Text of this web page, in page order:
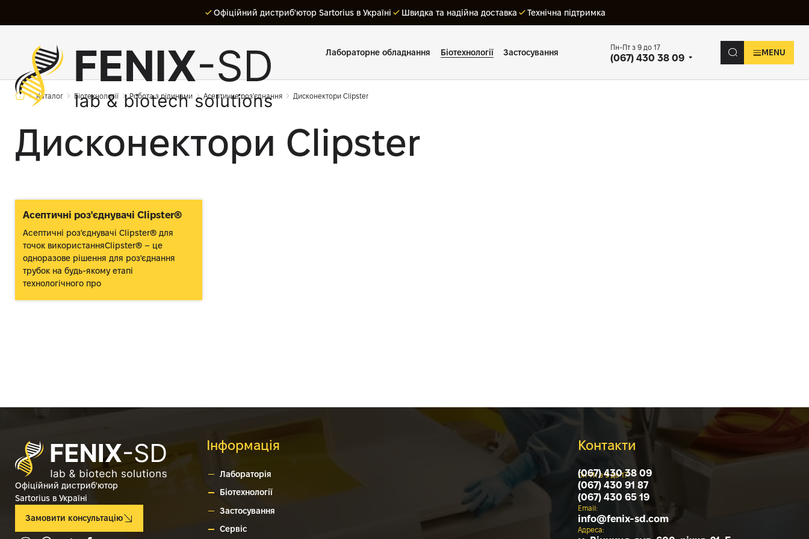
Офіційний дистриб'ютор Sartorius в Україні Швидка та надійна доставка Технічна підтримка
Лабораторне обладнання Біотехнології Застосування
Пн-Пт з 9 до 17
(067) 430 38 09 MENU
Каталог Біотехнології Робота з рідинами Асептичне роз'єднання Дисконектори Clipster
Дисконектори Clipster
Асептичні роз'єднувачі Clipster®
Асептичні роз'єднувачі Clipster® для
точок використанняClipster® – це
одноразове рішення для роз'єднання
трубок на будь-якому етапі
технологічного про
Офіційний дистриб'ютор
Sartorius в Україні
Замовити консультацію
Інформація
Лабораторія
Біотехнології
Застосування
Сервіс
Контакти
Пн-Пт з 9 до 17
(067) 430 38 09
(067) 430 91 87
(067) 430 65 19
Email:
info@fenix-sd.com
Адреса: